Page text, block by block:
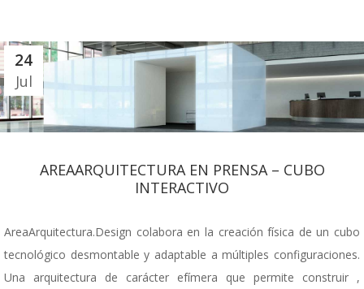
24
Jul
AREAARQUITECTURA EN PRENSA – CUBO
INTERACTIVO
AreaArquitectura.Design colabora en la creación física de un cubo
tecnológico desmontable y adaptable a múltiples configuraciones.
Una arquitectura de carácter efímera que permite construir ,